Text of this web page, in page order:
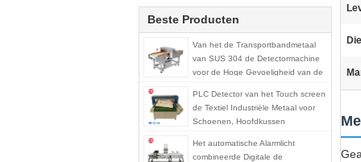
Beste Producten
Van het de Transportbandmetaal
van SUS 304 de Detectormachine
voor de Hoge Gevoeligheid van de
PLC Detector van het Touch screen
de Textiel Industriële Metaal voor
Schoenen, Hoofdkussen
Het automatische Alarmlicht
combineerde Digitale de